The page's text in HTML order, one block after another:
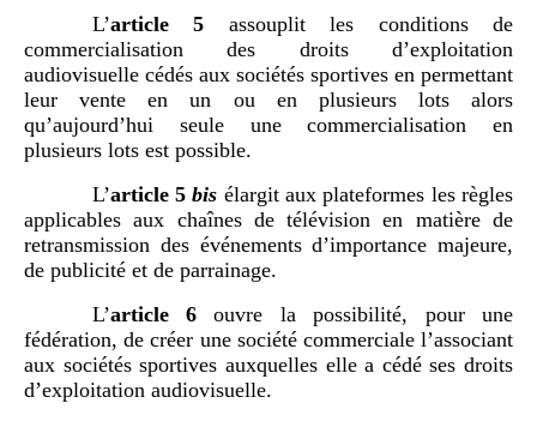
L’article 5 assouplit les conditions de
commercialisation des droits d’exploitation
audiovisuelle cédés aux sociétés sportives en permettant
leur vente en un ou en plusieurs lots alors
qu’aujourd’hui seule une commercialisation en
plusieurs lots est possible.
L’article 5bis élargit aux plateformes les règles
applicables aux chaînes de télévision en matière de
retransmission des événements d’importance majeure,
de publicité et de parrainage.
L’article 6 ouvre la possibilité, pour une
fédération, de créer une société commerciale l’associant
aux sociétés sportives auxquelles elle a cédé ses droits
d’exploitation audiovisuelle.